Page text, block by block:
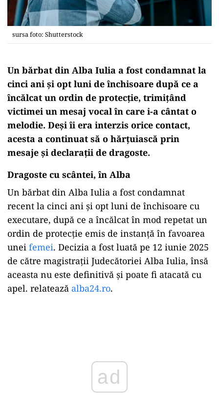
sursa foto: Shutterstock
Un bărbat din Alba Iulia a fost condamnat la
cinci ani și opt luni de închisoare după ce a
încălcat un ordin de protecție, trimițând
victimei un mesaj vocal în care i-a cântat o
melodie. Deși îi era interzis orice contact,
acesta a continuat să o hărțuiască prin
mesaje și declarații de dragoste.
Dragoste cu scântei, în Alba
Un bărbat din Alba Iulia a fost condamnat
recent la cinci ani și opt luni de închisoare cu
executare, după ce a încălcat în mod repetat un
ordin de protecție emis de instanță în favoarea
unei femei. Decizia a fost luată pe 12 iunie 2025
de către magistrații Judecătoriei Alba Iulia, însă
aceasta nu este definitivă și poate fi atacată cu
apel. relatează alba24.ro.